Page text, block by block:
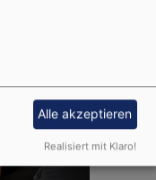
Alle akzeptieren
Realisiert mit Klaro!